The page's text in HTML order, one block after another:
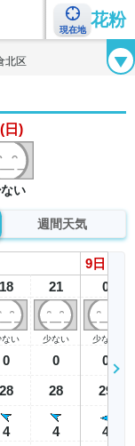
現在地
花粉
ト 花粉症ハンドブック
北区
日)
い
週間天気
18
ない
0
28
4
21
少ない
0
28
4
9 日
0
少ない
0
29
4